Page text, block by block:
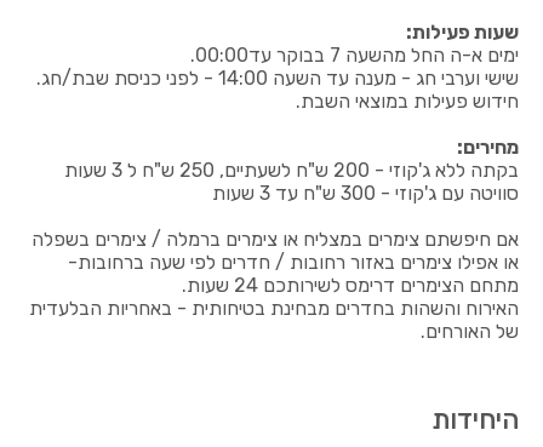
שעות פעילות:
ימים א-ה החל מהשעה 7 בבוקר עד00:00.
שישי וערבי חג - מענה עד השעה 14:00 - לפני כניסת שבת/חג.
חידוש פעילות במוצאי השבת.
מחירים:
בקתה ללא ג'קוזי - 200 ש"ח לשעתיים, 250 ש"ח ל 3 שעות
סוויטה עם ג'קוזי - 300 ש"ח עד 3 שעות
אם חיפשתם צימרים במצליח או צימרים ברמלה / צימרים בשפלה
או אפילו צימרים באזור רחובות / חדרים לפי שעה ברחובות-
מתחם הצימרים דרימס לשירותכם 24 שעות.
האירוח והשהות בחדרים מבחינת בטיחותית - באחריות הבלעדית
של האורחים.
היחידות